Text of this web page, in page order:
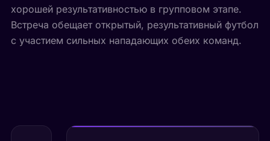
хорошей результативностью в групповом этапе.
Встреча обещает открытый, результативный футбол
с участием сильных нападающих обеих команд.